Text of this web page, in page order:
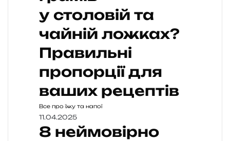
у столовій та
чайній ложках?
Правильні
пропорції для
ваших рецептів
Все про їжу та напої
11.04.2025
8 неймовірно